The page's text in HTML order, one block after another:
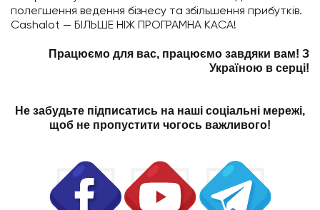
полегшення ведення бізнесу та збільшення прибутків.
Cashalot — БІЛЬШЕ НІЖ ПРОГРАМНА КАСА!
Працюємо для вас, працюємо завдяки вам! З
Україною в серці!
Не забудьте підписатись на наші соціальні мережі,
щоб не пропустити чогось важливого!